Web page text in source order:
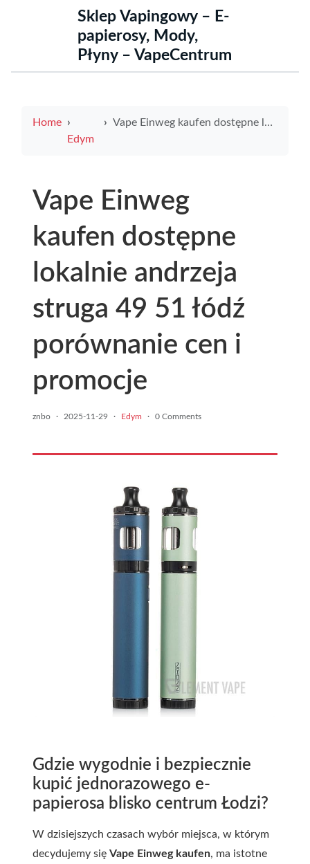
Sklep Vapingowy – E-
papierosy, Mody,
Płyny – VapeCentrum
Home
Edym
Vape Einweg kaufen dostępne lokalnie andrzeja struga 49 51 łódź porównanie cen i promocje
Vape Einweg
kaufen dostępne
lokalnie andrzeja
struga 49 51 łódź
porównanie cen i
promocje
znbo · 2025-11-29 · Edym · 0 Comments
Gdzie wygodnie i bezpiecznie
kupić jednorazowego e-
papierosa blisko centrum Łodzi?
W dzisiejszych czasach wybór miejsca, w którym
decydujemy się Vape Einweg kaufen, ma istotne